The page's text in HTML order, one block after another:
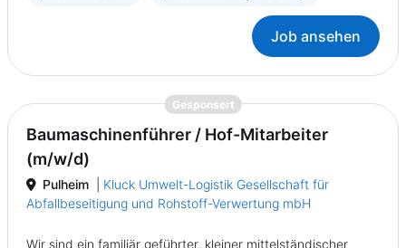
Job ansehen
Gesponsert{prompt.job}
Baumaschinenführer / Hof-Mitarbeiter
(m/w/d)
Pulheim
Kluck Umwelt-Logistik Gesellschaft für
Abfallbeseitigung und Rohstoff-Verwertung mbH
Wir sind ein familiär geführter, kleiner mittelständischer